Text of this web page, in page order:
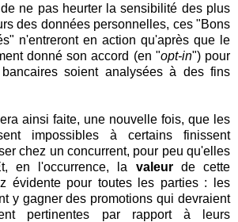
ne pas heurter la sensibilité des plus
des données personnelles, ces "Bons
n'entreront en action qu'après que le
donné son accord (en "opt-in") pour
soient analysées à des fins
ainsi faite, une nouvelle fois, que les
impossibles à certains finissent
chez un concurrent, pour peu qu'elles
en l'occurrence, la valeurde cette
évidente pour toutes les parties : les
y gagner des promotions qui devraient
pertinentes par rapport à leurs